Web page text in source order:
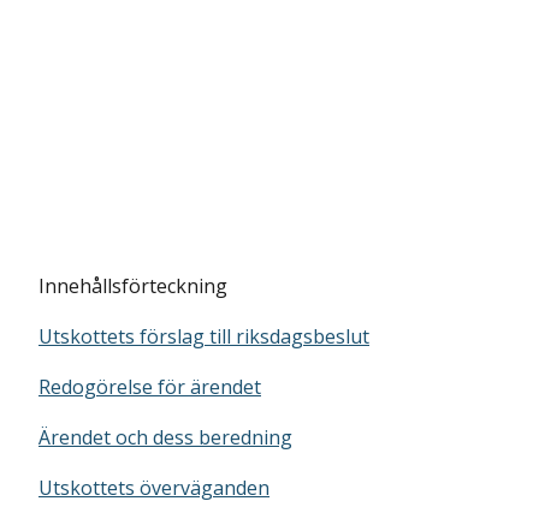
Innehållsförteckning
Utskottets förslag till riksdagsbeslut
Redogörelse för ärendet
Ärendet och dess beredning
Utskottets överväganden